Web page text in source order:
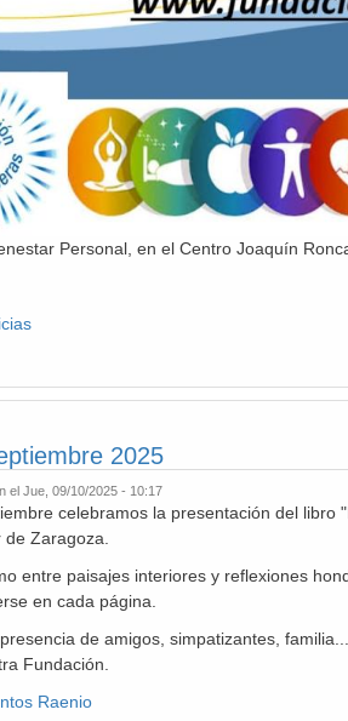
Personal, en el Centro Joaquín
2025
el Jue, 09/10/2025 - 10:17
celebramos la presentación del
Zaragoza.
entre paisajes interiores y reflexiones
en cada página.
de amigos, simpatizantes,
Fundación.
Raenio